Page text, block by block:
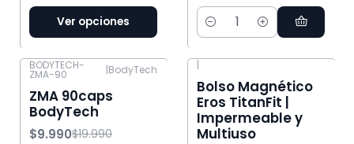
Ver opciones
Cantidad
-50% OFF
BODYTECH-
ZMA-90 |BodyTech
ZMA 90caps
BodyTech
$9.990$19.990
|
Bolso Magnético
Eros TitanFit |
Impermeable y
Multiuso